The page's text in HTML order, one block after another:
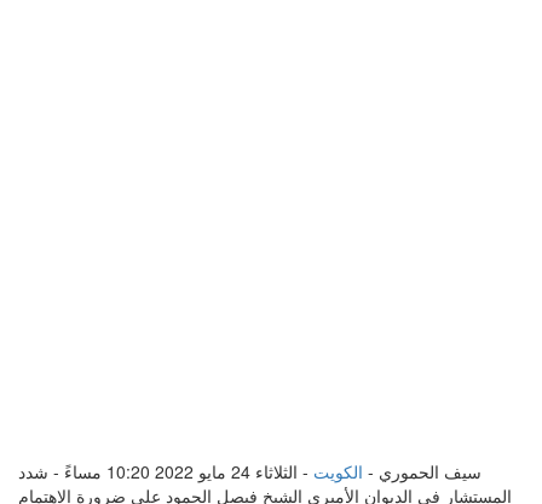
سيف الحموري - الكويت
- الثلاثاء 24 مايو 2022 10:20 مساءً - شدد
المستشار في الديوان الأميري الشيخ فيصل الحمود على ضرورة الاهتمام